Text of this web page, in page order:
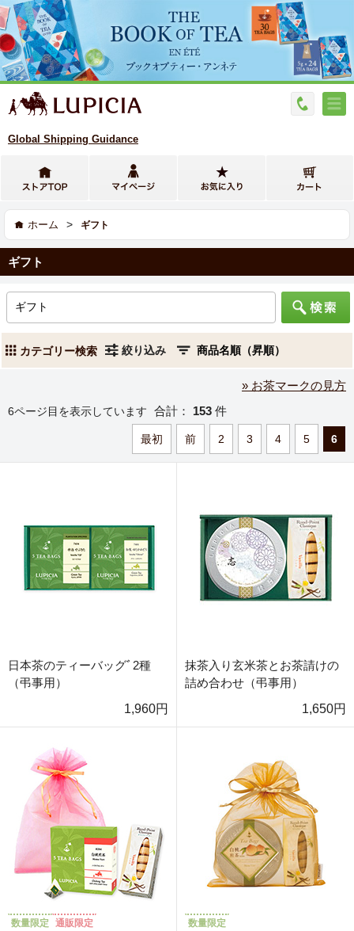
Global Shipping Guidance
ホーム > ギフト
ギフト
カテゴリー検索 絞り込み
» お茶マークの見方
6ページ目を表示しています 合計： 153 件
最初 前 2 3 4 5 6
日本茶のティーバッグﾞ2種
（弔事用）
1,960円
抹茶入り玄米茶とお茶請けの
詰め合わせ（弔事用）
1,650円
数量限定 通販限定 数量限定